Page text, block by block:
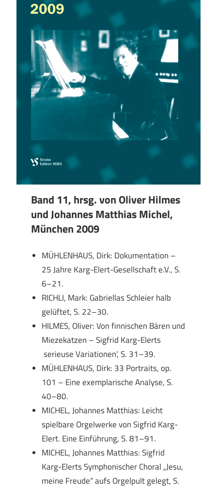
Band 11, hrsg. von Oliver Hilmes
und Johannes Matthias Michel,
München 2009
MÜHLENHAUS, Dirk: Dokumentation –
25 Jahre Karg-Elert-Gesellschaft e.V., S.
6–21.
RICHLI, Mark: Gabriellas Schleier halb
gelüftet, S. 22–30.
HILMES, Oliver: Von finnischen Bären und
Miezekatzen – Sigfrid Karg-Elerts
‚serieuse Variationen‘, S. 31–39.
MÜHLENHAUS, Dirk: 33 Portraits, op.
101 – Eine exemplarische Analyse, S.
40–80.
MICHEL, Johannes Matthias: Leicht
spielbare Orgelwerke von Sigfrid Karg-
Elert. Eine Einführung, S. 81–91.
MICHEL, Johannes Matthias: Sigfrid
Karg-Elerts Symphonischer Choral „Jesu,
meine Freude“ aufs Orgelpult gelegt, S.